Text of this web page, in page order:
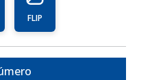
FLIP